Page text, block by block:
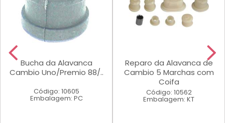
Bucha da Alavanca
Cambio Uno/Premio 88/..
Código: 10605
Embalagem: PC
Reparo da Alavanca de
Cambio 5 Marchas com
Coifa
Código: 10562
Embalagem: KT